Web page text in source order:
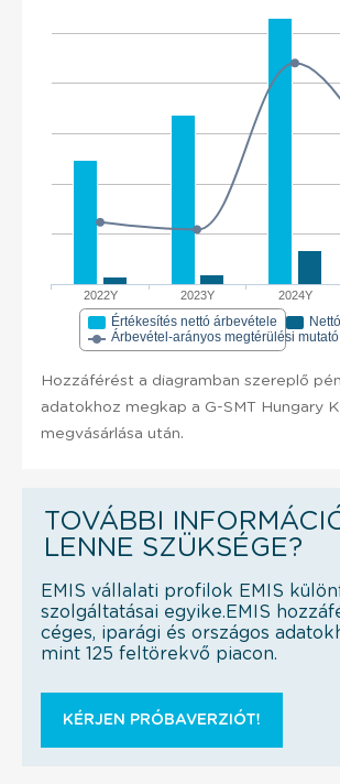
2022Y 2023Y 2024Y
Értékesítés nettó árbevétele
Árbevétel-arányos megtérülési
Hozzáférést a diagramban szereplő
adatokhoz megkap a G-SMT Hungary
megvásárlása után.
TOVÁBBI
LENNE SZÜKSÉGE?
EMIS vállalati profilok EMIS
szolgáltatásai egyike.EMIS
céges, iparági és országos
mint 125 feltörekvő piacon.
KÉRJEN PRÓBAVERZIÓT!